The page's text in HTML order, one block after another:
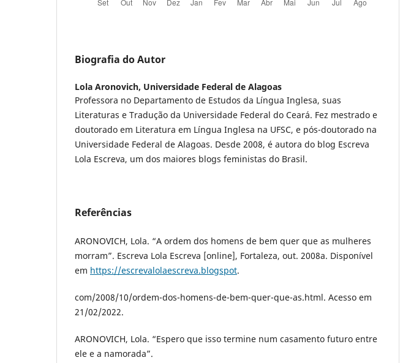
Biografia do Autor
Lola Aronovich, Universidade Federal de Alagoas
Professora no Departamento de Estudos da Língua Inglesa, suas
Literaturas e Tradução da Universidade Federal do Ceará. Fez mestrado e
doutorado em Literatura em Língua Inglesa na UFSC, e pós-doutorado na
Universidade Federal de Alagoas. Desde 2008, é autora do blog Escreva
Lola Escreva, um dos maiores blogs feministas do Brasil.
Referências
ARONOVICH, Lola. “A ordem dos homens de bem quer que as mulheres
morram”. Escreva Lola Escreva [online], Fortaleza, out. 2008a. Disponível
em https://escrevalolaescreva.blogspot.
com/2008/10/ordem-dos-homens-de-bem-quer-que-as.html. Acesso em
21/02/2022.
ARONOVICH, Lola. “Espero que isso termine num casamento futuro entre
ele e a namorada”.